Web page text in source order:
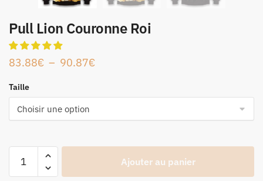
Pull Lion Couronne Roi
83.88€ – 90.87€
Taille
Ajouter au panier